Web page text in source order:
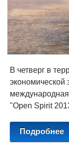
В четверг в
"Open Spirit
Подробнее